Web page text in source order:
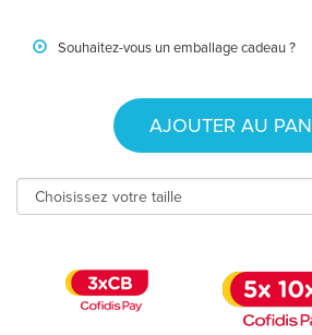
Souhaitez-vous un emballage cadeau ?
AJOUTER AU